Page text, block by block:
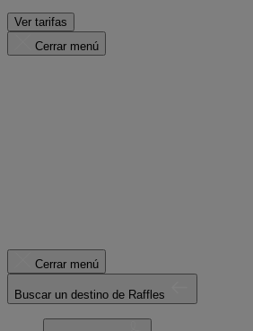
Ver tarifas
Cerrar menú
Cerrar menú
Buscar un destino de Raffles